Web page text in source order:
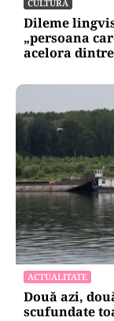
CULTURĂ
Dileme
„persoana
acelora
ACTUALITATE
Două azi,
scufundate